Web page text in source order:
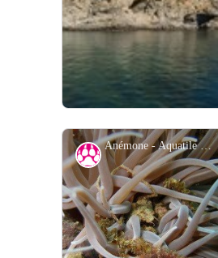
Voir
les forts vents et courants
Anémone - Aquatile plongée
Faune